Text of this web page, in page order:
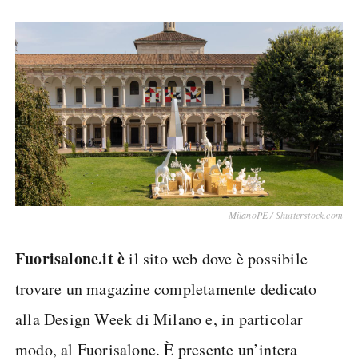
MilanoPE / Shutterstock.com
Fuorisalone.it èil sito web dove è possibile
trovare un magazine completamente dedicato
alla Design Week di Milano e, in particolar
modo, al Fuorisalone. È presente un’intera